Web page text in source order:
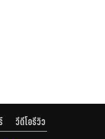
วีดีโอรีวิว